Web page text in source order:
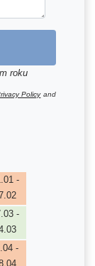
roku
Policyand
-
-
-